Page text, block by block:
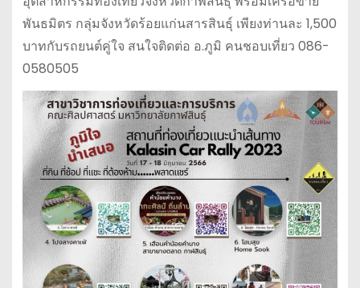
พันธมิตร กลุ่มจังหวัดร้อยแก่นสารสินธุ์ เพียงท่านละ 1,500
บาทกับรถยนต์คู่ใจ สนใจติดต่อ อ.ภูมิ คนชอบเที่ยว 086-
0580505